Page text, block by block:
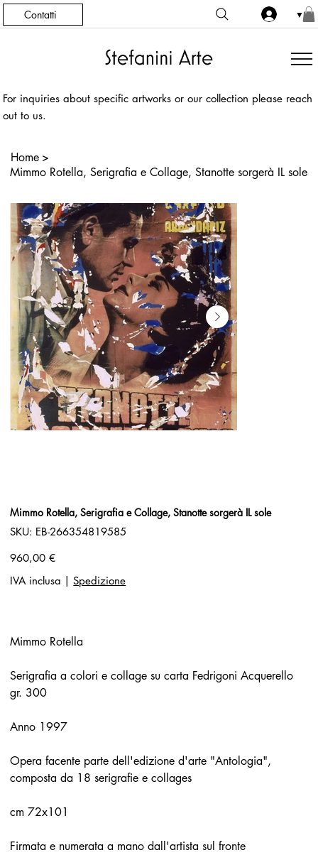
Contatti ▼
For inquiries about specific artworks or our collection please reach
out to us.
Home >
Mimmo Rotella, Serigrafia e Collage, Stanotte sorgerà IL sole
Mimmo Rotella, Serigrafia e Collage, Stanotte sorgerà IL sole
SKU:
SKU
EB-
EB-266354819585
Prezzo
960,00 €
IVA inclusa
Spedizione
Mimmo Rotella
Serigrafia a colori e collage su carta Fedrigoni Acquerello
gr. 300
Anno 1997
Opera facente parte dell'edizione d'arte "Antologia",
composta da 18 serigrafie e collages
cm 72x101
Firmata e numerata a mano dall'artista sul fronte